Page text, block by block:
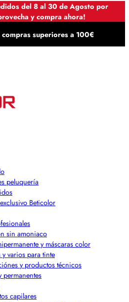
del 8 al 30 de Agosto por
y compra ahora!
superiores a 100€
peluquería
Beticolor
sin amoniaco
y máscaras color
y varios para tinte
y productos técnicos
permanentes
capilares